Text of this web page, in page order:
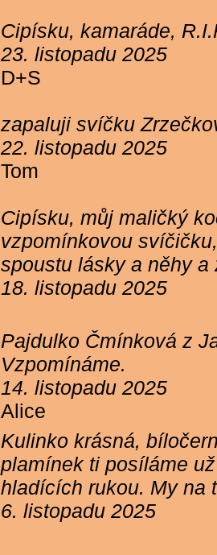
Cipísku, kamaráde,
23. listopadu 2025
D+S
zapaluji svíčku
22. listopadu 2025
Tom
Cipísku, můj maličký
vzpomínkovou
spoustu lásky a něhy
18. listopadu 2025
Pajdulko Čmínková z
Vzpomínáme.
14. listopadu 2025
Alice
Kulinko krásná,
plamínek ti posíláme
hladících rukou. My na
6. listopadu 2025